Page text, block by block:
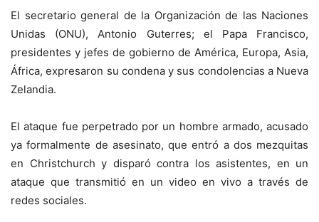
El secretario general de la Organización de las Naciones
Unidas (ONU), Antonio Guterres; el Papa Francisco,
presidentes y jefes de gobierno de América, Europa, Asia,
África, expresaron su condena y sus condolencias a Nueva
Zelandia.
El ataque fue perpetrado por un hombre armado, acusado
ya formalmente de asesinato, que entró a dos mezquitas
en Christchurch y disparó contra los asistentes, en un
ataque que transmitió en un video en vivo a través de
redes sociales.